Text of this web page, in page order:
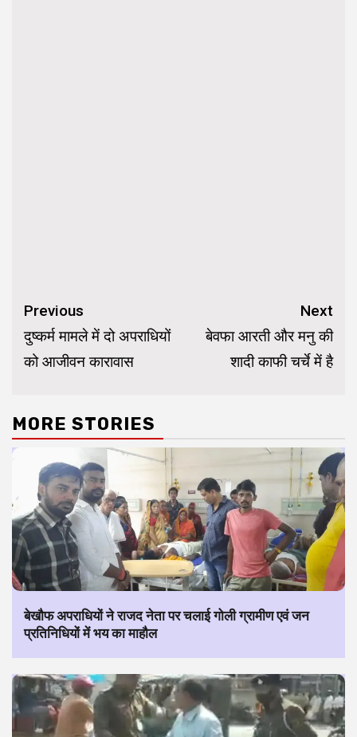
Continue
Reading
Previous
दुष्कर्म मामले में दो अपराधियों
को आजीवन कारावास
Next
बेवफा आरती और मनु की
शादी काफी चर्चे में है
MORE STORIES
बेखौफ अपराधियों ने राजद नेता पर चलाई गोली ग्रामीण एवं जन
प्रतिनिधियों में भय का माहौल